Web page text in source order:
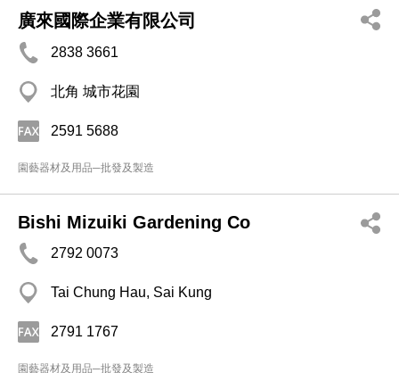
廣來國際企業有限公司
2838 3661
北角 城市花園
2591 5688
園藝器材及用品─批發及製造
Bishi Mizuiki Gardening Co
2792 0073
Tai Chung Hau, Sai Kung
2791 1767
園藝器材及用品─批發及製造